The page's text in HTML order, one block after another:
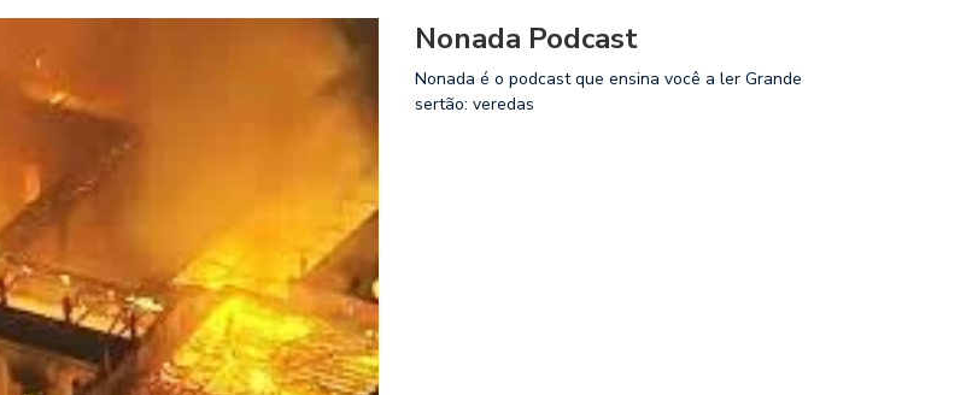
Nonada Podcast
Nonada é o podcast que ensina você a ler Grande
sertão: veredas